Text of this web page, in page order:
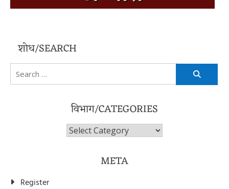
शोध/SEARCH
Search
for:
विभाग/CATEGORIES
विभाग/Categories
META
Register